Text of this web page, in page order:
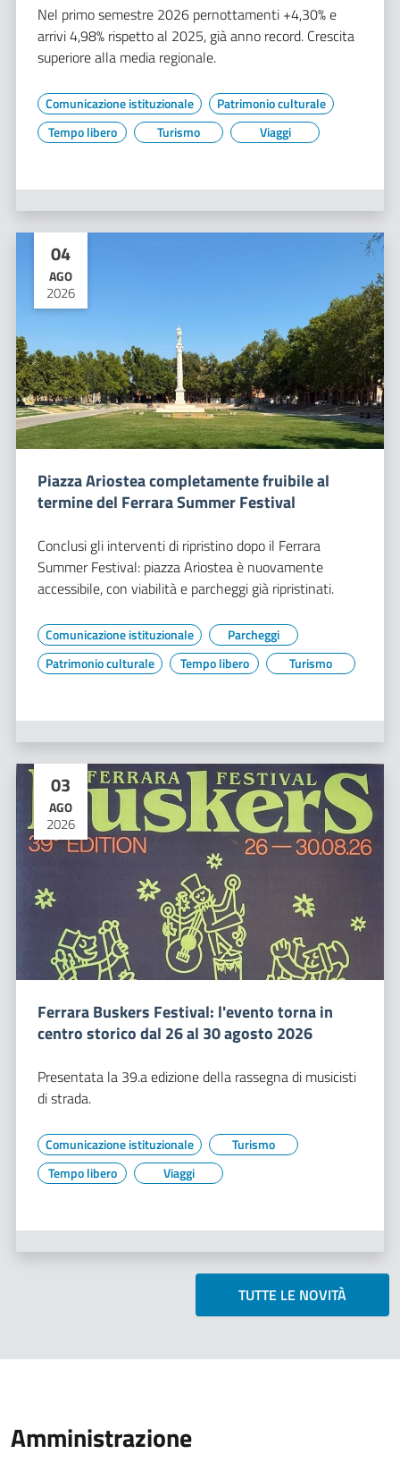
Nel primo semestre 2026 pernottamenti +4,30% e
arrivi 4,98% rispetto al 2025, già anno record. Crescita
superiore alla media regionale.
Comunicazione istituzionale
Patrimonio culturale
Tempo libero
Turismo Viaggi
04
AGO
2026
Piazza Ariostea completamente fruibile al
termine del Ferrara Summer Festival
Conclusi gli interventi di ripristino dopo il Ferrara
Summer Festival: piazza Ariostea è nuovamente
accessibile, con viabilità e parcheggi già ripristinati.
Comunicazione istituzionale
Parcheggi
Patrimonio culturale
Tempo libero Turismo
03
AGO
2026
Ferrara Buskers Festival: l'evento torna in
centro storico dal 26 al 30 agosto 2026
Presentata la 39.a edizione della rassegna di musicisti
di strada.
Comunicazione istituzionale
Turismo
Tempo libero
Viaggi
TUTTE LE NOVITÀ
Amministrazione